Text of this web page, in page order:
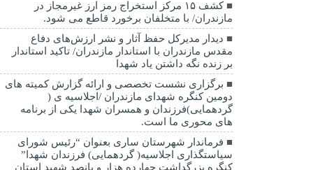
کشف ۱۵ مرکز استخراج رمز ارز غیرمجاز در
مازندران/ با متخلفان برخورد قاطع می شود.
دیدار مدیرکل حفظ آثار و نشر ارزش‌های دفاع
مقدس مازندران با استاندار مازندران/ تاکید استاندار
بر زنده نگه داشتن یاد شهدا
برگزاری نشست تخصصی و ارائه گزارش کمیته های
دومین کنگره شهدای مازندران /اجلاسیه ی (
گردهمایی)فرزندان و همسران شهدا یکی از برنامه
های محوری ما است.
فرماندار شهرستان ساری بعنوان “رئیس شورای
سیاستگذاری اجلاسیه( گردهمایی) فرزندان شهدا”
کنگره بزرگداشت چهارده هزار و پانصد شهید استان